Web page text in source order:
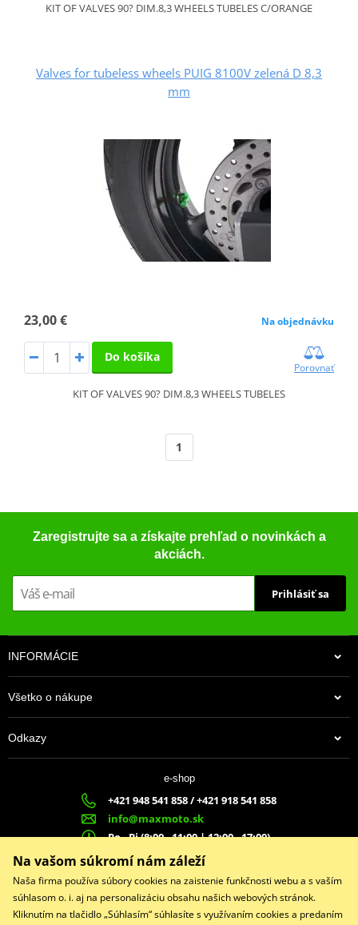
KIT OF VALVES 90? DIM.8,3 WHEELS TUBELES C/ORANGE
Valves for tubeless wheels PUIG 8100V zelená D 8,3
mm
23,00 € Na objednávku
Do košíka
Porovnať
KIT OF VALVES 90? DIM.8,3 WHEELS TUBELES
1
Zaregistrujte sa a získajte prehľad o novinkách a
akciách.
Prihlásiť sa
INFORMÁCIE
Všetko o nákupe
Odkazy
e-shop
+421 948 541 858 / +421 918 541 858
info@maxmoto.sk
Po - Pi (8:00 - 11:00 | 12:00 - 17:00)
MAX
MOTO s.r.o.
Slovenských dobrovoľníkov 1439
022 01 Čadca
Na vašom súkromí nám záleží
Naša firma používa súbory cookies na zaistenie funkčnosti webu a s vaším
súhlasom o. i. aj na personalizáciu obsahu našich webových stránok.
Kliknutím na tlačidlo „Súhlasím“ súhlasíte s využívaním cookies a predaním